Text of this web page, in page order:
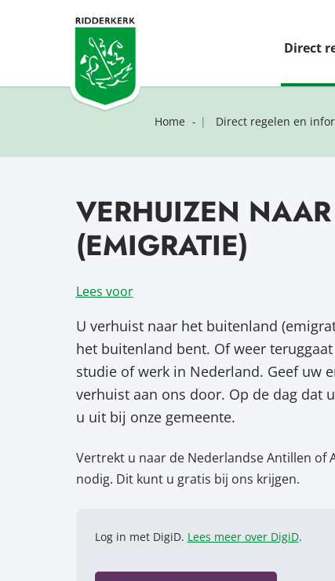
Direct
Home Direct regelen en
VERHUIZEN
(EMIGRATIE)
Lees voor
U verhuist naar het buitenland
het buitenland bent. Of weer
studie of werk in Nederland. Geef uw
verhuist aan ons door. Op de dag dat
u uit bij onze gemeente.
Vertrekt u naar de Nederlandse Antillen of
nodig. Dit kunt u gratis bij ons krijgen.
Log in met DigiD. Lees meer over DigiD.